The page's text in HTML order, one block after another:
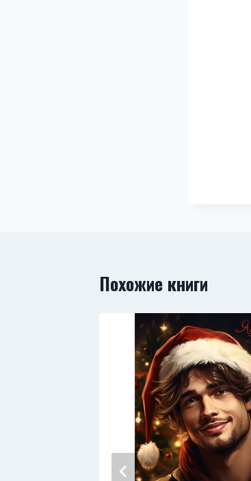
Похожие книги